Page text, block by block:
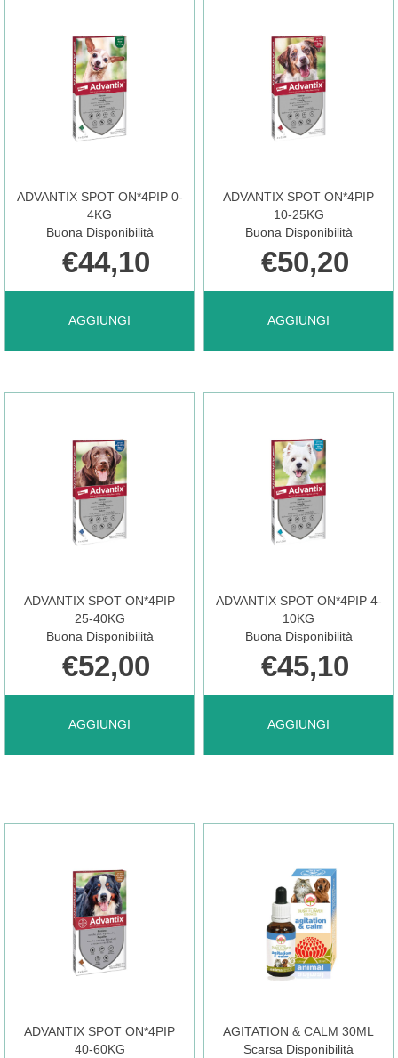
ADVANTIX SPOT ON*4PIP 0-
4KG
Buona Disponibilità
€44,10
AGGIUNGI
AGGIUNGI ADVANTIX
ON*4PIP
CARRELLO
ADVANTIX SPOT ON*4PIP
10-25KG
Buona Disponibilità
€50,20
AGGIUNGI
AGGIUNGI ADVANTIX
ON*4PIP
CARRELLO
ADVANTIX SPOT ON*4PIP
25-40KG
Buona Disponibilità
€52,00
AGGIUNGI
AGGIUNGI ADVANTIX
40KG AL
ADVANTIX SPOT ON*4PIP 4-
10KG
Buona Disponibilità
€45,10
AGGIUNGI
AGGIUNGI ADVANTIX
10KG AL
ADVANTIX SPOT ON*4PIP
40-60KG
AGITATION & CALM 30ML
Scarsa Disponibilità